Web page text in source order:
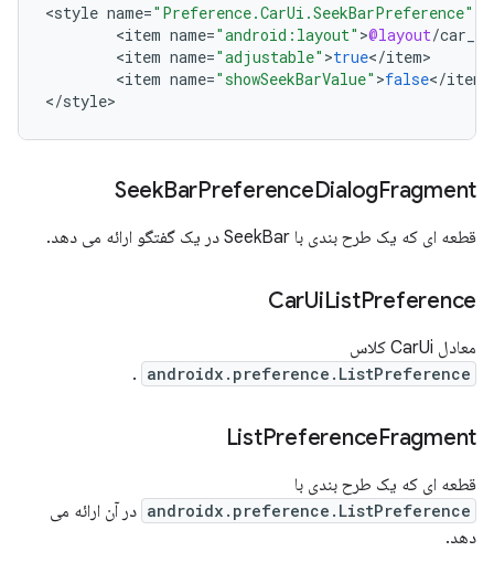
<style name="Preference.CarUi.SeekBarPreference"
<item name="android:layout" >@layout/
<item name="adjustable" >true</item
<item name="showSeekBarValue" >false</item
</style>
SeekBarPreferenceDialogFragment
قطعه ای که یک طرح بندی با SeekBar در یک گفتگو ارائه می دهد.
CarUiListPreference
معادل CarUi کلاس
androidx.preference.ListPreference
.
ListPreferenceFragment
قطعه ای که یک طرح بندی با
androidx.preference.ListPreference در آن ارائه می
دهد.